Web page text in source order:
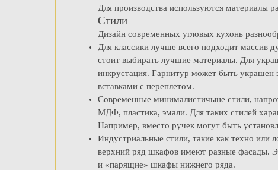
Для производства используются материалы
Стили
Дизайн современных угловых кухонь
Для классики лучше всего подходит массив
стоит выбирать лучшие материалы. Для
инкрустация. Гарнитур может быть украшен
вставками с переплетом.
Современные минималистичыне стили,
МДФ, пластика, эмали. Для таких стилей
Например, вместо ручек могут быть
Индустриальные стили, такие как техно
верхний ряд шкафов имеют разные фасады.
и «парящие» шкафы нижнего ряда.